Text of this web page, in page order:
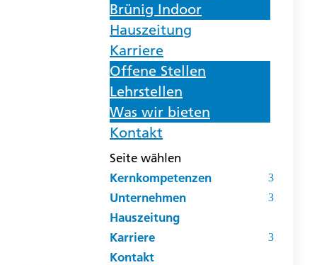
Brünig Indoor
Hauszeitung
Karriere
Offene Stellen
Lehrstellen
Was wir bieten
Kontakt
Seite wählen
Kernkompetenzen
Unternehmen
Hauszeitung
Karriere
Kontakt